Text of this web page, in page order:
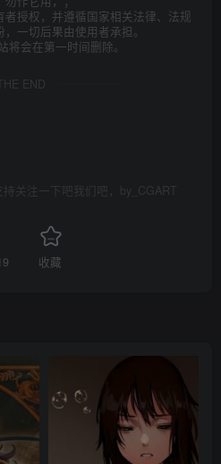
授权，并遵循国家相关法律、法规
一切后果由使用者承担。
会在第一时间删除。
END
关注一下吧我们吧，by_CGART
收藏